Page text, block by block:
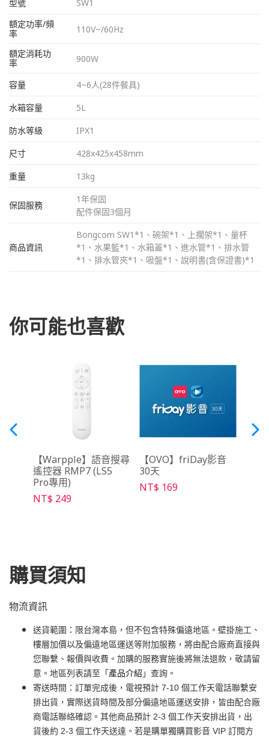
型號
SW1
額定功率/頻
率
110V~/60Hz
額定消耗功
率
900W
容量
4~6人(28件餐具)
水箱容量
5L
防水等級
IPX1
尺寸
428x425x458mm
重量
13kg
保固服務
1年保固
配件保固3個月
商品資訊
Bongcom SW1*1、碗架*1、上擱架*1、量杯
*1、水果籃*1、水箱蓋*1、進水管*1、排水管
*1、排水管夾*1、吸盤*1、說明書(含保證書)*1
你可能也喜歡
【Warpple】語音搜尋
遙控器 RMP7 (LS5
Pro專用)
NT$ 249
【OVO】friDay影音
30天
NT$ 169
購買須知
物流資訊
送貨範圍：限台灣本島，但不包含特殊偏遠地區。壁掛施工、
樓層加價以及偏遠地區運送等附加服務，將由配合廠商直接與
您聯繫、報價與收費。加購的服務實施後將無法退款，敬請留
意。地區列表請至「 產品介紹 」查詢。
寄送時間：訂單完成後，電視預計 7-10 個工作天電話聯繫安
排出貨，實際送貨時間及部分偏遠地區運送安排，皆由配合廠
商電話聯絡確認。其他商品預計 2-3 個工作天安排出貨，出
貨後約 2-3 個工作天送達。若是購單獨購買影音 VIP 訂閱方